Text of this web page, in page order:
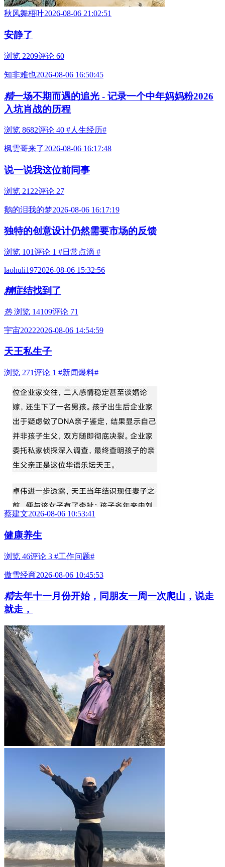
秋风舞梧叶2026-08-06 21:02:51
安静了
浏览 2209评论 60
知非难也2026-08-06 16:50:45
精一场不期而遇的追光 - 记录一个中年妈妈粉2026
入坑肖战的历程
浏览 8682评论 40 #人生经历#
枫雲哥来了2026-08-06 16:17:48
说一说我这位前同事
浏览 2122评论 27
鹅的泪我的梦2026-08-06 16:17:19
独特的创意设计仍然需要市场的反馈
浏览 101评论 1 #日常点滴 #
laohuli1972026-08-06 15:32:56
精症结找到了
热 浏览 14109评论 71
宇宙20222026-08-06 14:54:59
天王私生子
浏览 271评论 1 #新闻爆料#
蔡建文2026-08-06 10:53:41
健康养生
浏览 46评论 3 #工作问题#
傲雪经商2026-08-06 10:45:53
精去年十一月份开始，同朋友一周一次爬山，说走
就走，